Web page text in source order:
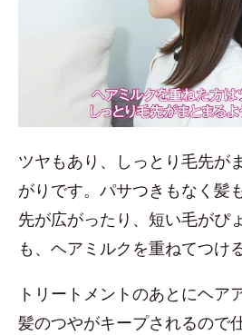
ツヤもあり、しっとり毛先が
がりです。パサつきもなく髪
先が広がったり、短い毛がぴ
も、ヘアミルクを重ねてつけ
トリートメントのあとにヘア
髪のつやがキープされるので